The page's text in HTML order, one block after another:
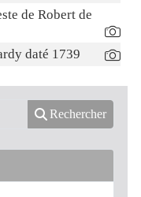
de Robert de
daté 1739
Rechercher